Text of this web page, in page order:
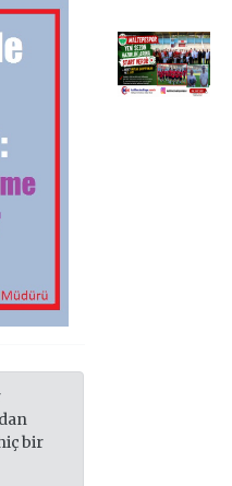
bir